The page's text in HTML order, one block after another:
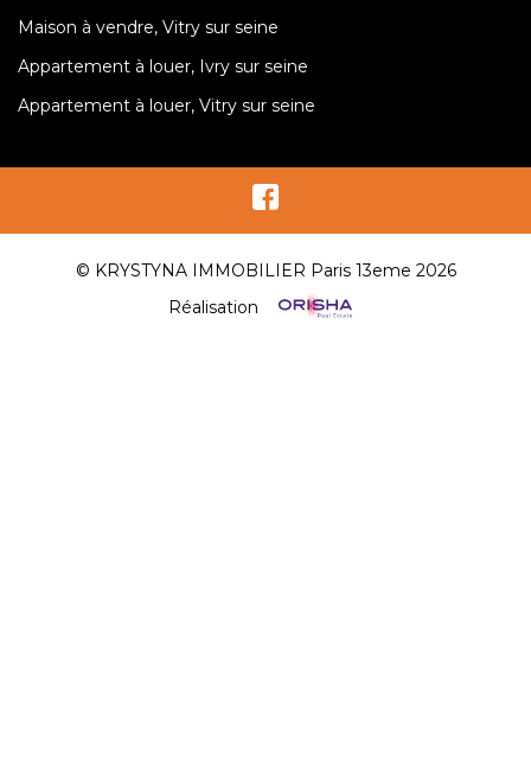
Maison à vendre, Vitry sur seine
Appartement à louer, Ivry sur seine
Appartement à louer, Vitry sur seine
© KRYSTYNA IMMOBILIER Paris 13eme 2026
Réalisation